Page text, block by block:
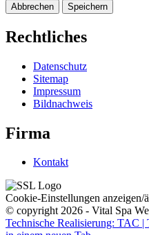
Abbrechen Speichern
Rechtliches
Datenschutz
Sitemap
Impressum
Bildnachweis
Firma
Kontakt
Cookie-Einstellungen anzeigen/
© copyright 2026 - Vital Spa
Technische Realisierung: TAC |